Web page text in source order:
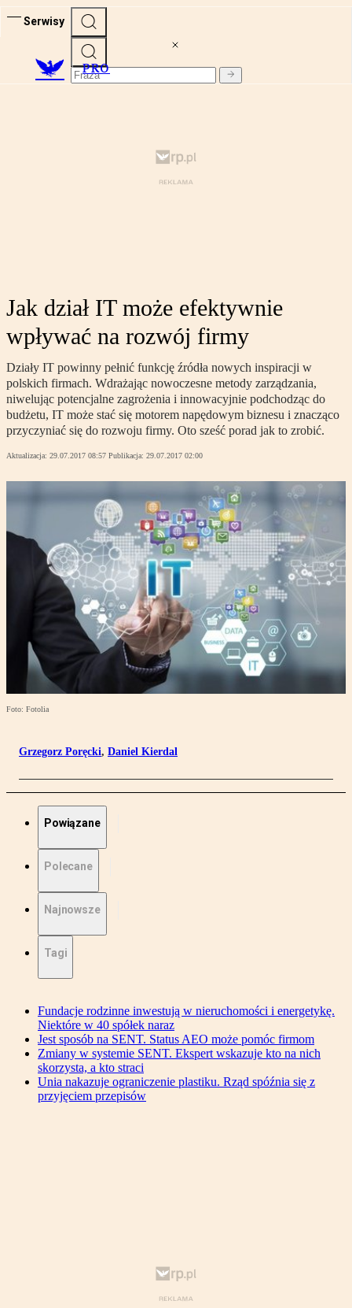
Serwisy
PRO
Jak dział IT może efektywnie
wpływać na rozwój firmy
Działy IT powinny pełnić funkcję źródła nowych inspiracji w
polskich firmach. Wdrażając nowoczesne metody zarządzania,
niwelując potencjalne zagrożenia i innowacyjnie podchodząc do
budżetu, IT może stać się motorem napędowym biznesu i znacząco
przyczyniać się do rozwoju firmy. Oto sześć porad jak to zrobić.
Aktualizacja: 29.07.2017 08:57 Publikacja: 29.07.2017 02:00
Foto: Fotolia
Grzegorz Poręcki, Daniel Kierdal
Powiązane
Polecane
Najnowsze
Tagi
Fundacje rodzinne inwestują w nieruchomości i energetykę.
Niektóre w 40 spółek naraz
Jest sposób na SENT. Status AEO może pomóc firmom
Zmiany w systemie SENT. Ekspert wskazuje kto na nich
skorzysta, a kto straci
Unia nakazuje ograniczenie plastiku. Rząd spóźnia się z
przyjęciem przepisów